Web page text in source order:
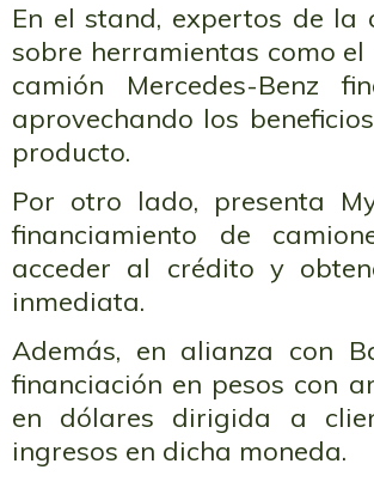
En el stand, expertos de la
sobre herramientas como
camión Mercedes-Benz
aprovechando los
producto.
Por otro lado, presenta
financiamiento de
acceder al crédito y
inmediata.
Además, en alianza con
financiación en pesos con
en dólares dirigida a
ingresos en dicha moneda.